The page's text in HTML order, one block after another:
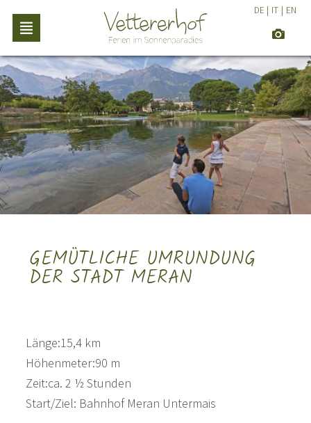
DE | IT | EN
GEMÜTLICHE UMRUNDUNG
DER STADT MERAN
Länge:15,4 km
Höhenmeter:90 m
Zeit:ca. 2 ½ Stunden
Start/Ziel: Bahnhof Meran Untermais